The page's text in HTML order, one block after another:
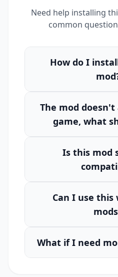
Need help installing
common
How do I
The mod
game, what
Is this mod
Can I use
What if I need